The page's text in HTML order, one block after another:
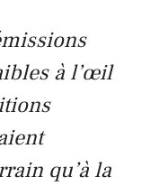
à l’œil
qu’à la